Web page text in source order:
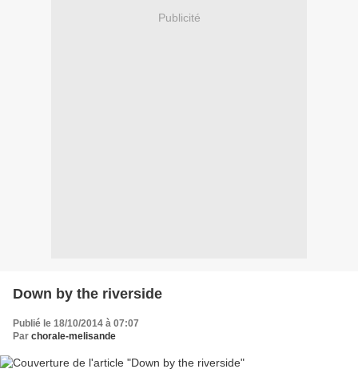
Publicité
Down by the riverside
Publié le 18/10/2014 à 07:07
Par chorale-melisande